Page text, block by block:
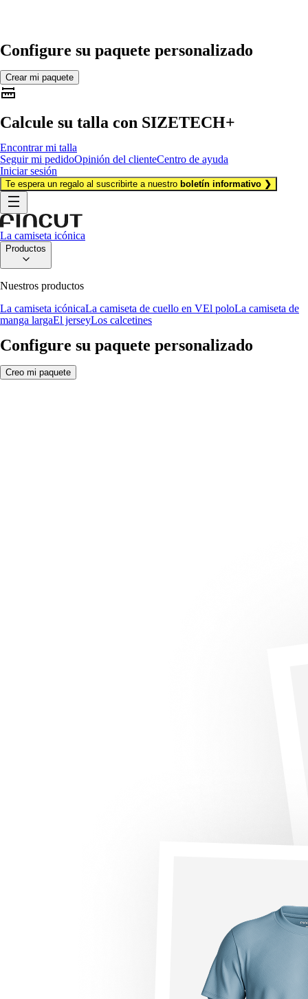
Configure su paquete personalizado
Crear mi paquete
Calcule su talla con SIZETECH+
Encontrar mi talla
Seguir mi pedidoOpinión del clienteCentro de ayuda
Iniciar sesión
Te espera un regalo al suscribirte a nuestro boletín informativo ❯
La camiseta icónica
Productos
Nuestros productos
La camiseta icónicaLa camiseta de cuello en VEl poloLa camiseta de
manga largaEl jerseyLos calcetines
Configure su paquete personalizado
Creo mi paquete